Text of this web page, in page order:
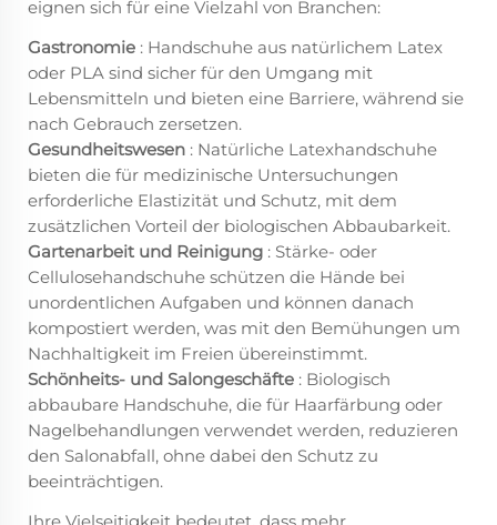
eignen sich für eine Vielzahl von Branchen:
Gastronomie : Handschuhe aus natürlichem Latex
oder PLA sind sicher für den Umgang mit
Lebensmitteln und bieten eine Barriere, während sie
nach Gebrauch zersetzen.
Gesundheitswesen : Natürliche Latexhandschuhe
bieten die für medizinische Untersuchungen
erforderliche Elastizität und Schutz, mit dem
zusätzlichen Vorteil der biologischen Abbaubarkeit.
Gartenarbeit und Reinigung : Stärke- oder
Cellulosehandschuhe schützen die Hände bei
unordentlichen Aufgaben und können danach
kompostiert werden, was mit den Bemühungen um
Nachhaltigkeit im Freien übereinstimmt.
Schönheits- und Salongeschäfte : Biologisch
abbaubare Handschuhe, die für Haarfärbung oder
Nagelbehandlungen verwendet werden, reduzieren
den Salonabfall, ohne dabei den Schutz zu
beeinträchtigen.